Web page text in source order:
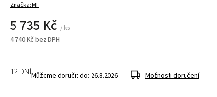
Značka:MF
5 735 Kč / ks
4 740 Kč bez DPH
12 DNÍMůžeme doručit do: 26.8.2026 Možnosti doručení